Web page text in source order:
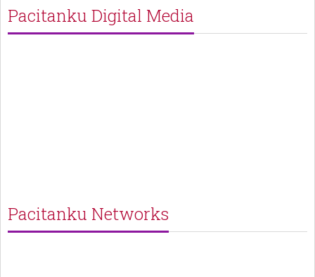
Pacitanku Digital Media
Pacitanku Networks